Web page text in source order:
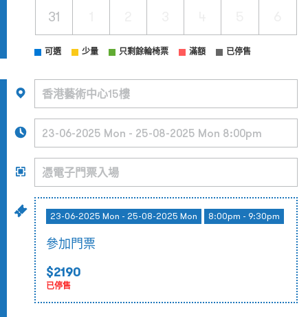
31
可選 少量 只剩餘輪椅票 滿額 已停售
23-06-2025 Mon - 25-08-2025 Mon 8:00pm - 9:30pm
參加門票
$2190
已停售